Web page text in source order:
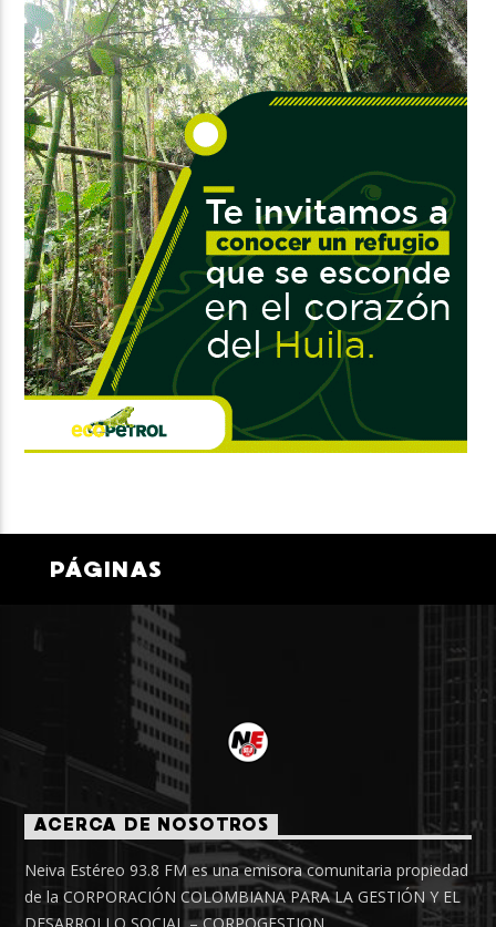
PÁGINAS
ACERCA DE NOSOTROS
Neiva Estéreo 93.8 FM es una emisora comunitaria propiedad
de la CORPORACIÓN COLOMBIANA PARA LA GESTIÓN Y EL